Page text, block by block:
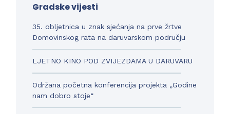
Gradske vijesti
35. obljetnica u znak sjećanja na prve žrtve
Domovinskog rata na daruvarskom području
LJETNO KINO POD ZVIJEZDAMA U DARUVARU
Održana početna konferencija projekta „Godine
nam dobro stoje“